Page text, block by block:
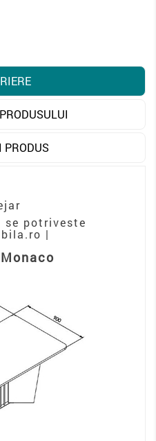
PRODUS
se potriveste
|